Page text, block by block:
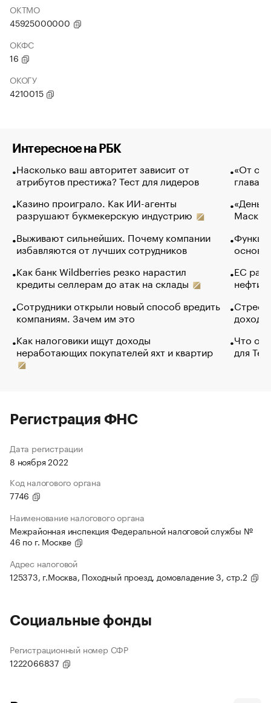
ОКТМО
45925000000
ОКФС
16
ОКОГУ
4210015
Интересное на РБК
Насколько ваш авторитет зависит от
атрибутов престижа? Тест для лидеров
Казино проиграло. Как ИИ-агенты
разрушают букмекерскую индустрию
Выживают сильнейших. Почему компании
избавляются от лучших сотрудников
Как банк Wildberries резко нарастил
кредиты селлерам до атак на склады
Сотрудники открыли новый способ вредить
компаниям. Зачем им это
Как налоговики ищут доходы
неработающих покупателей яхт и квартир
«От
глава
Маск в
основ
ЕС
нефти
Что
для
Регистрация ФНС
Дата регистрации
8 ноября 2022
Код налогового органа
7746
Наименование налогового органа
Межрайонная инспекция Федеральной налоговой службы №
46 по г. Москве
Адрес налоговой
125373, г.Москва, Походный проезд, домовладение 3, стр.2
Социальные фонды
Регистрационный номер СФР
1222066837